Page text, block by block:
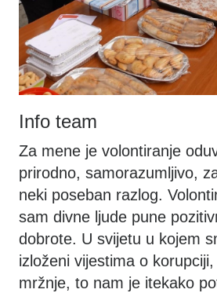
Info team
Za mene je volontiranje
prirodno, samorazumljivo,
neki poseban razlog.
sam divne ljude pune
dobrote. U svijetu u kojem
izloženi vijestima o
mržnje, to nam je itekako